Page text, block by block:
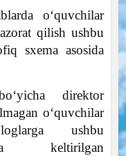
o‘quvchilar
qilish ushbu
sxema asosida
direktor
o‘quvchilar
ushbu
keltirilgan